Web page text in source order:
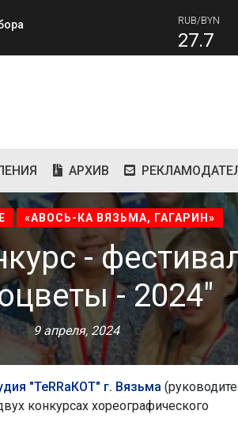
27.7
АРХИВ
«АВОСЬ-КА ВЯЗЬМА, ГАГАРИН»
-
- 2024"
9 апреля, 2024
"TeRRaКОТ" г. Вязьма
конкурсах хореографического